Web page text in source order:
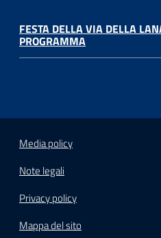
FESTA DELLA VIA DELLA
PROGRAMMA
Media policy
Note legali
Privacy policy
Mappa del sito